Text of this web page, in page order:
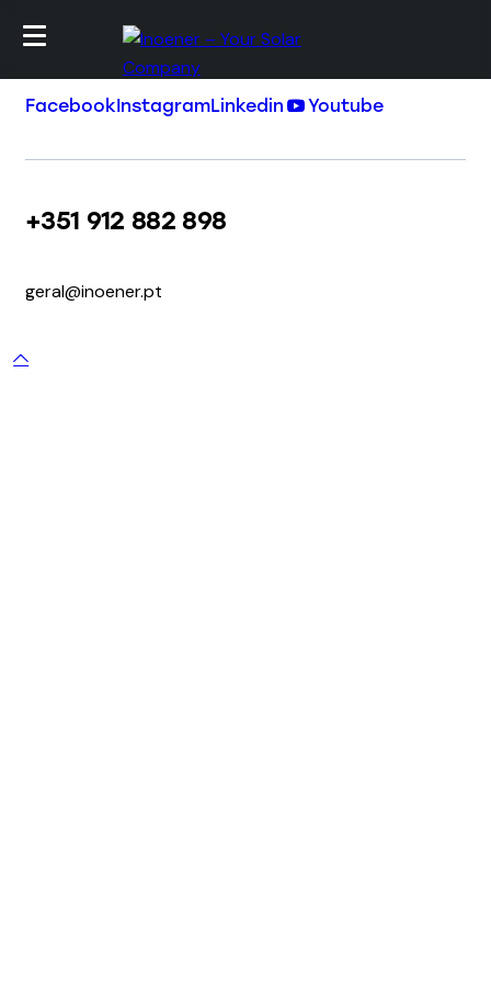
FacebookInstagramLinkedin Youtube
+351 912 882 898
geral@inoener.pt